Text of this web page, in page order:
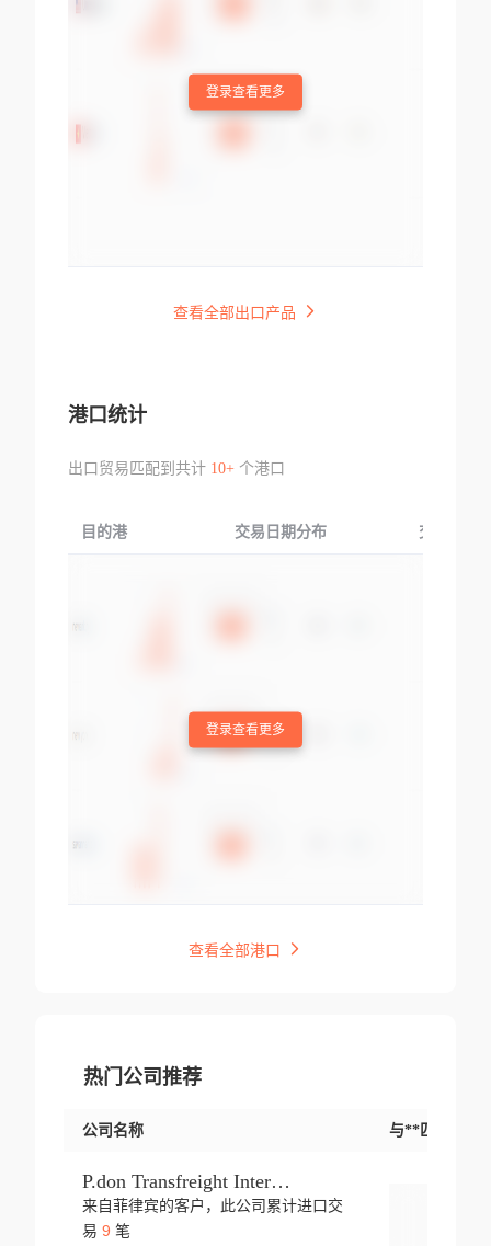
登录查看更多
查看全部出口产品
港口统计
出口贸易匹配到共计 10+个港口
目的港 交易日期分布 交易产品
登录查看更多
查看全部港口
热门公司推荐
公司名称 与**匹配交易
P.don Transfreight International
来自菲律宾的客户，此公司累计进口交
易 9 笔